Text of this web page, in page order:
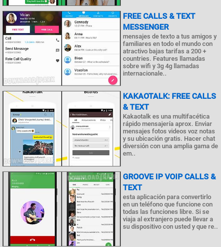
FREE CALLS & TEXT
MESSENGER
mensajes de texto a tus amigos y
familiares en todo el mundo con
atractivo bajas tarifas a 200 +
countries. Features llamadas
sobre wifi y 3g 4g llamadas
internacionale..
KAKAOTALK: FREE CALLS
& TEXT
Kakaotalk es una multifacética
rápido mensajería aprox. Enviar
mensajes fotos videos voz notas
y su ubicación gratis. Hacer chat
diversión con una amplia gama de
em..
GROOVE IP VOIP CALLS &
TEXT
esta aplicación para convertirlo
en un teléfono que funcione con
todas las funciones libre. Si se
viaja al extranjero puede llevar a
su dispositivo con usted y que re..